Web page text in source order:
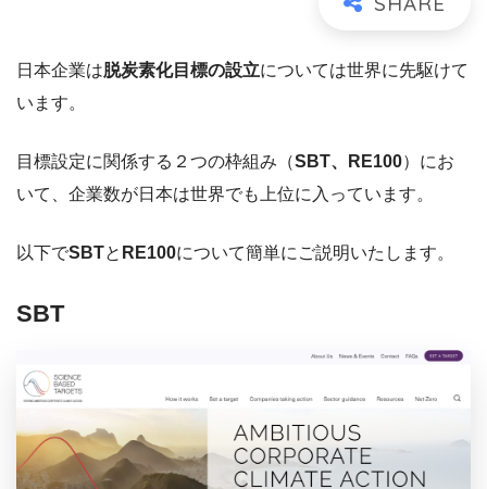
日本企業は脱炭素化目標の設立については世界に先駆けて
います。
目標設定に関係する２つの枠組み（SBT、RE100）にお
いて、企業数が日本は世界でも上位に入っています。
以下でSBTと RE100について簡単にご説明いたします。
SBT